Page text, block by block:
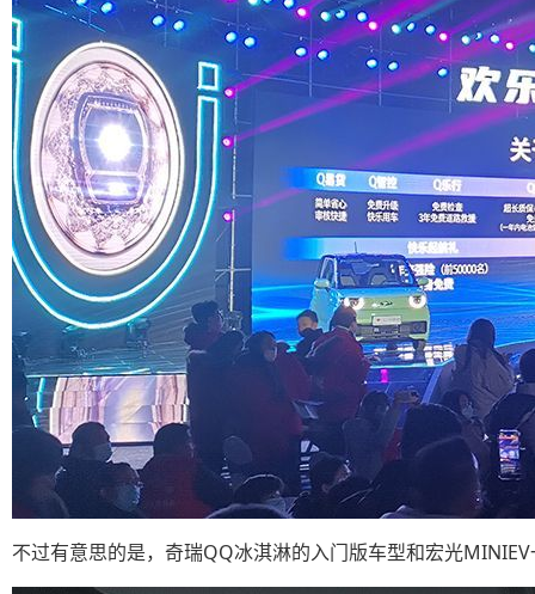
不过有意思的是，奇瑞QQ冰淇淋的入门版车型和宏光